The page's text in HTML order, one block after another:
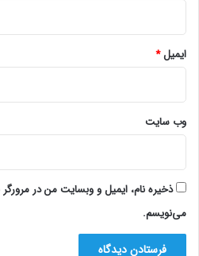
ایمیل*
وب‌ سایت
ذخیره نام، ایمیل و وبسایت من در
می‌نویسم.